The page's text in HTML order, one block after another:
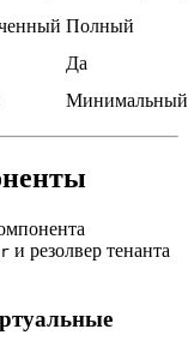
Полный
Да
Минимальный
и резолвер тенанта